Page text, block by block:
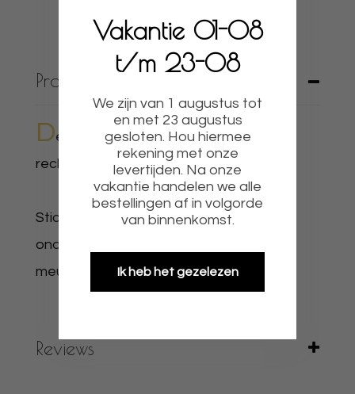
Productbeschrijving
De naam is door te geven aan de
rechterkant onder naam.
Sticker is geschikt voor op alle gladde
ondergronden zoals muur, raam, deur,
meubels enz
Reviews
Vakantie 01-08
t/m 23-08
We zijn van 1 augustus tot
en met 23 augustus
gesloten. Hou hiermee
rekening met onze
levertijden. Na onze
vakantie handelen we alle
bestellingen af in volgorde
van binnenkomst.
Ik heb het gezelezen